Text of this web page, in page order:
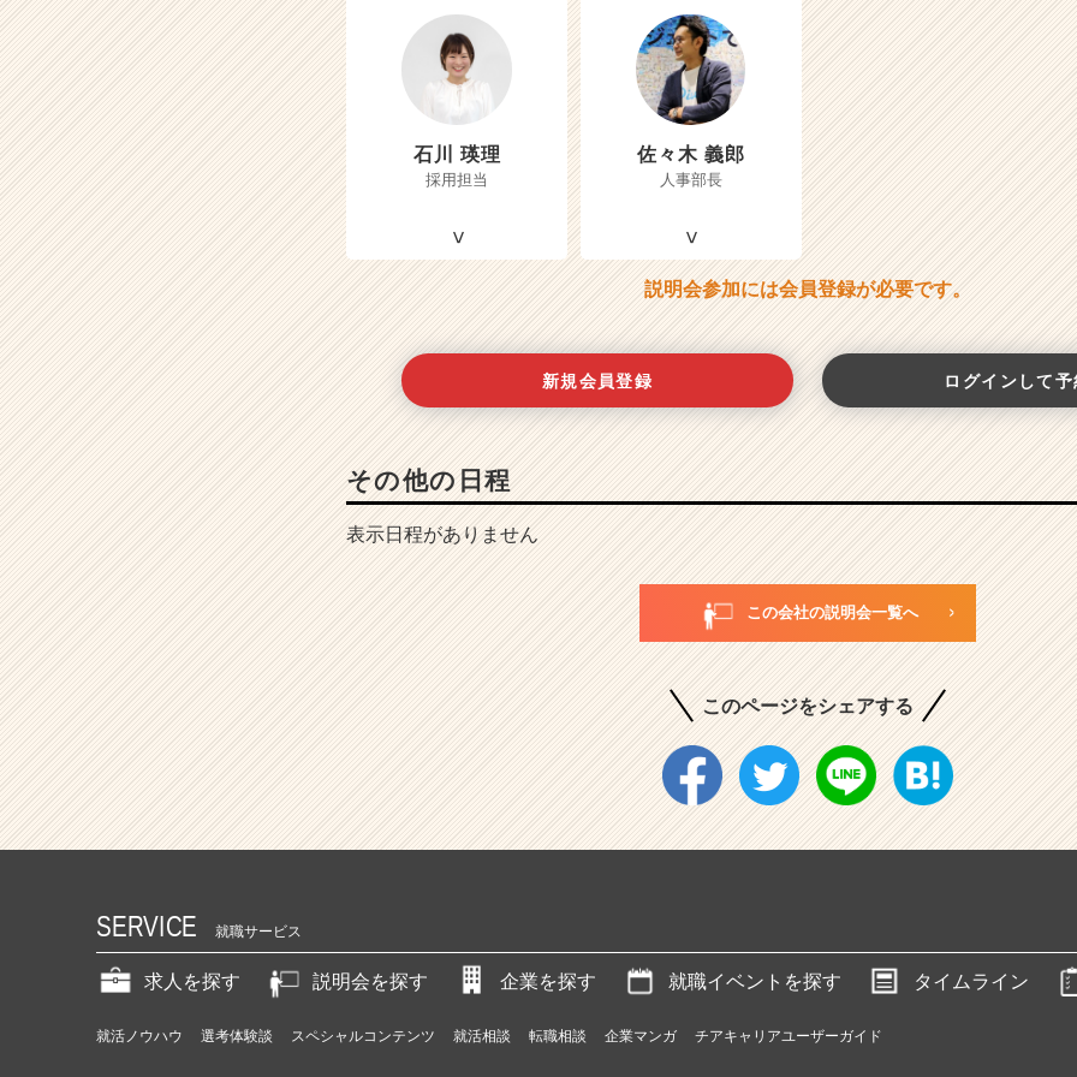
石川 瑛理
採用担当
佐々木 義郎
人事部長
説明会参加には会員登録が必要です。
新規会員登録 ログインして
その他の日程
表示日程がありません
この会社の説明会一覧へ
このページをシェアする
SERVICE 就職サービス
求人を探す 説明会を探す 企業を探す 就職イベントを探す タイムライン
就活ノウハウ 選考体験談 スペシャルコンテンツ 就活相談 転職相談 企業マンガ チアキャリアユーザーガイド